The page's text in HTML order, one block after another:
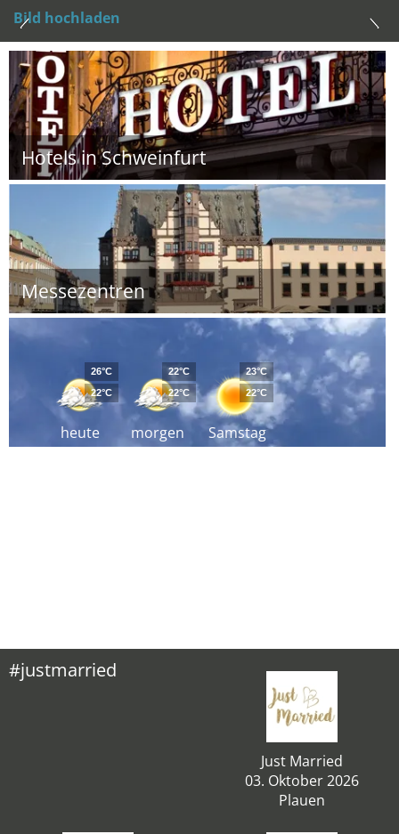
Bild hochladen
Hotels in Schweinfurt
Messezentren
heute
26°C
22°C
morgen
22°C
22°C
Samstag
23°C
22°C
#justmarried
Just Married
03. Oktober 2026
Plauen